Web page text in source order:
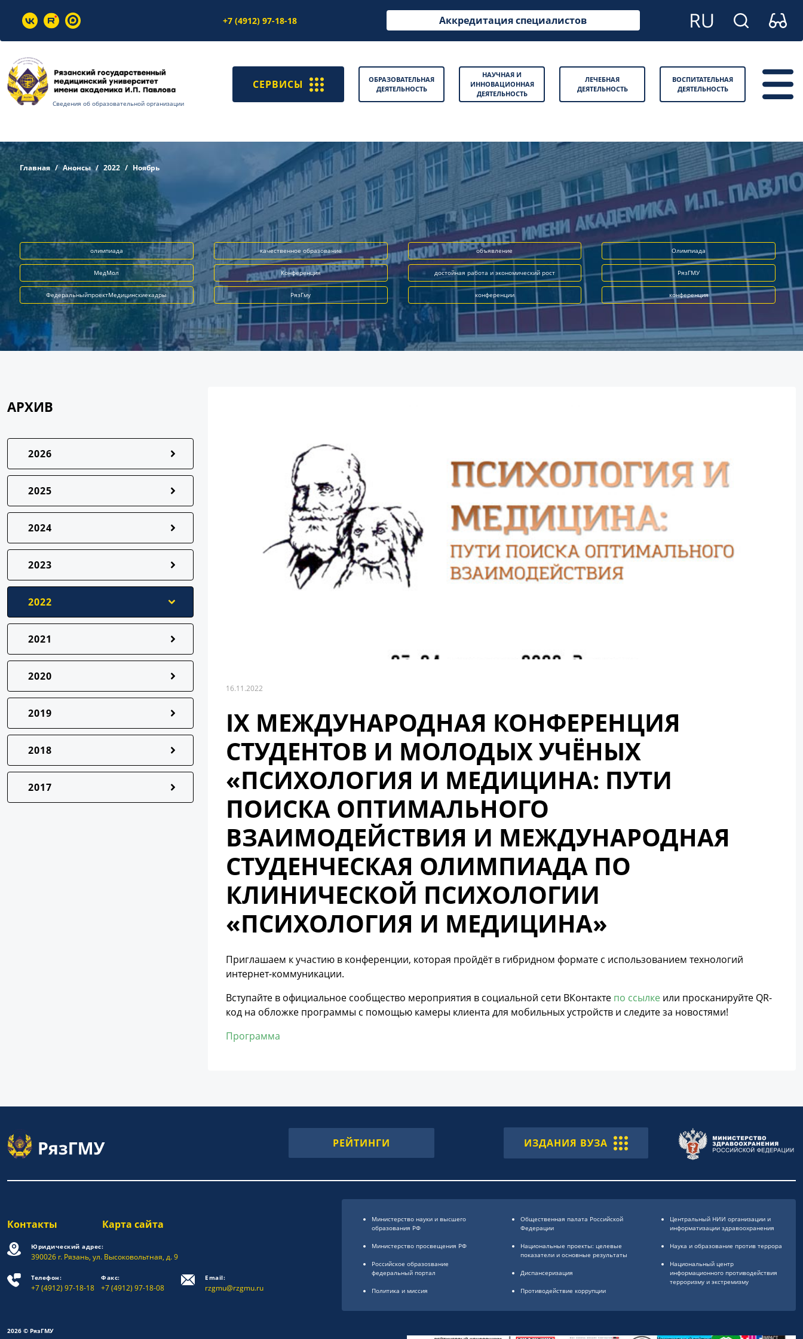
+7 (4912) 97-18-18 Аккредитация специалистов
Сведения об образовательной организации
СЕРВИСЫ
ОБРАЗОВАТЕЛЬНАЯ
ДЕЯТЕЛЬНОСТЬ
НАУЧНАЯ И
ИННОВАЦИОННАЯ
ДЕЯТЕЛЬНОСТЬ
ЛЕЧЕБНАЯ
ДЕЯТЕЛЬНОСТЬ
ВОСПИТАТЕЛЬНАЯ
ДЕЯТЕЛЬНОСТЬ
Главная Анонсы 2022 Ноябрь
олимпиада качественное образование объявление Олимпиада
МедМол Конференция достойная работа и экономический рост РязГМУ
ФедеральныйпроектМедицинскиекадры РязГму конференции конференция
АРХИВ
2026
2025
2024
2023
2022
2021
2020
2019
2018
2017
16.11.2022
IX МЕЖДУНАРОДНАЯ КОНФЕРЕНЦИЯ
СТУДЕНТОВ И МОЛОДЫХ УЧЁНЫХ
«ПСИХОЛОГИЯ И МЕДИЦИНА: ПУТИ
ПОИСКА ОПТИМАЛЬНОГО
ВЗАИМОДЕЙСТВИЯ И МЕЖДУНАРОДНАЯ
СТУДЕНЧЕСКАЯ ОЛИМПИАДА ПО
КЛИНИЧЕСКОЙ ПСИХОЛОГИИ
«ПСИХОЛОГИЯ И МЕДИЦИНА»
Приглашаем к участию в конференции, которая пройдёт в гибридном формате с использованием технологий
интернет-коммуникации.
Вступайте в официальное сообщество мероприятия в социальной сети ВКонтакте по ссылке или просканируйте QR-
код на обложке программы с помощью камеры клиента для мобильных устройств и следите за новостями!
Программа
РЕЙТИНГИ ИЗДАНИЯ ВУЗА
Контакты Карта сайта
Юридический адрес:
390026 г. Рязань, ул. Высоковольтная, д. 9
Телефон:
+7 (4912) 97-18-18
Факс:
+7 (4912) 97-18-08
Email:
rzgmu@rzgmu.ru
Министерство науки и высшего
образования РФ
Министерство просвещения РФ
Российское образоsвание
федеральный портал
Политика и миссия
Общественная палата Российской
Федерации
Национальные проекты: целевые
показатели и основные результаты
Диспансеризация
Противодействие коррупции
Центральный НИИ организации и
информатизации здравоохранения
Наука и образование против террора
Национальный центр
информационного противодействия
терроризму и экстремизму
2026 © РязГМУ